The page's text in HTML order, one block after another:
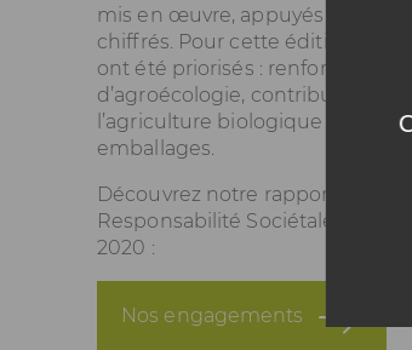
mis en œuvre, appuyés par des
chiffrés. Pour cette édition
ont été priorisés : renforcer
d’agroécologie, contribuer au
l’agriculture biologique et
emballages.
Découvrez notre rapport
Responsabilité Sociétale et
2020 :
Nos engagements